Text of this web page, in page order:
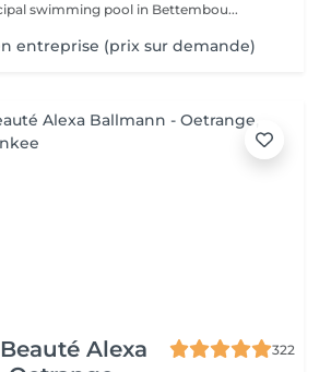
swimming pool in Bettembou...
entreprise (prix sur demande)
Alexa
322